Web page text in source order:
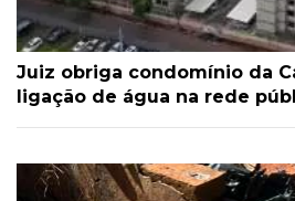
Juiz obriga condomínio da
ligação de água na rede